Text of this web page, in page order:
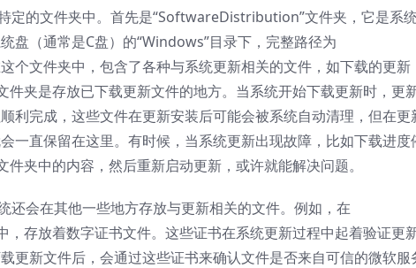
定的文件夹中。首先是“SoftwareDistribution”文件夹，它是系
盘（通常是C盘）的“Windows”目录下，完整路径为
文件夹中，包含了各种与系统更新相关的文件，如下载的更新
夹是存放已下载更新文件的地方。当系统开始下载更新时，更
利完成，这些文件在更新安装后可能会被系统自动清理，但在更
一直保留在这里。有时候，当系统更新出现故障，比如下载进度
夹中的内容，然后重新启动更新，或许就能解决问题。
会在其他一些地方存放与更新相关的文件。例如，在
存放着数字证书文件。这些证书在系统更新过程中起着验证更
更新文件后，会通过这些证书来确认文件是否来自可信的微软服